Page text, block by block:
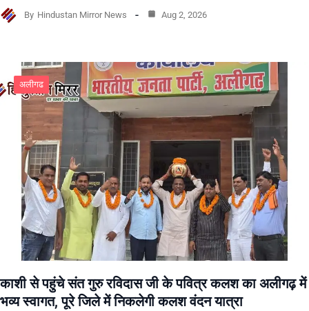
By Hindustan Mirror News Aug 2, 2026
अलीगढ
काशी से पहुंचे संत गुरु रविदास जी के पवित्र कलश का अलीगढ़ में
भव्य स्वागत, पूरे जिले में निकलेगी कलश वंदन यात्रा